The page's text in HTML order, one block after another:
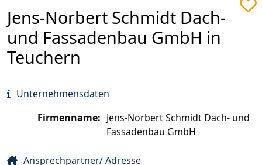
Jens-Norbert Schmidt Dach-
und Fassadenbau GmbH in
Teuchern
Unternehmensdaten
Firmenname: Jens-Norbert Schmidt Dach- und
Fassadenbau GmbH
Ansprechpartner/ Adresse